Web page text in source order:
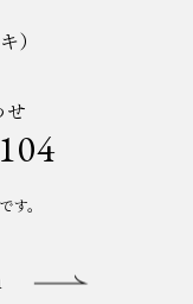
）
せ
す。